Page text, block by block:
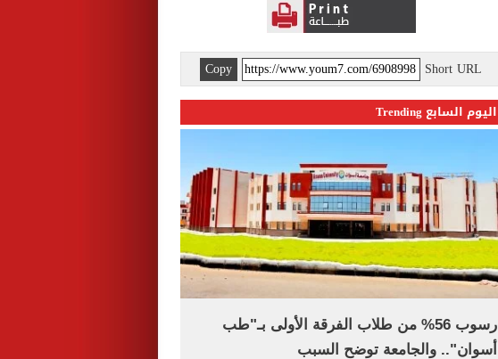
Short URL
Copy
اليوم السابع Trending
رسوب 56% من طلاب الفرقة الأولى بـ"طب
أسوان".. والجامعة توضح السبب